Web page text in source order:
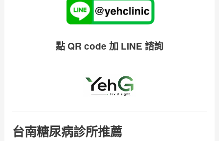
點 QR code 加 LINE 諮詢
台南糖尿病診所推薦